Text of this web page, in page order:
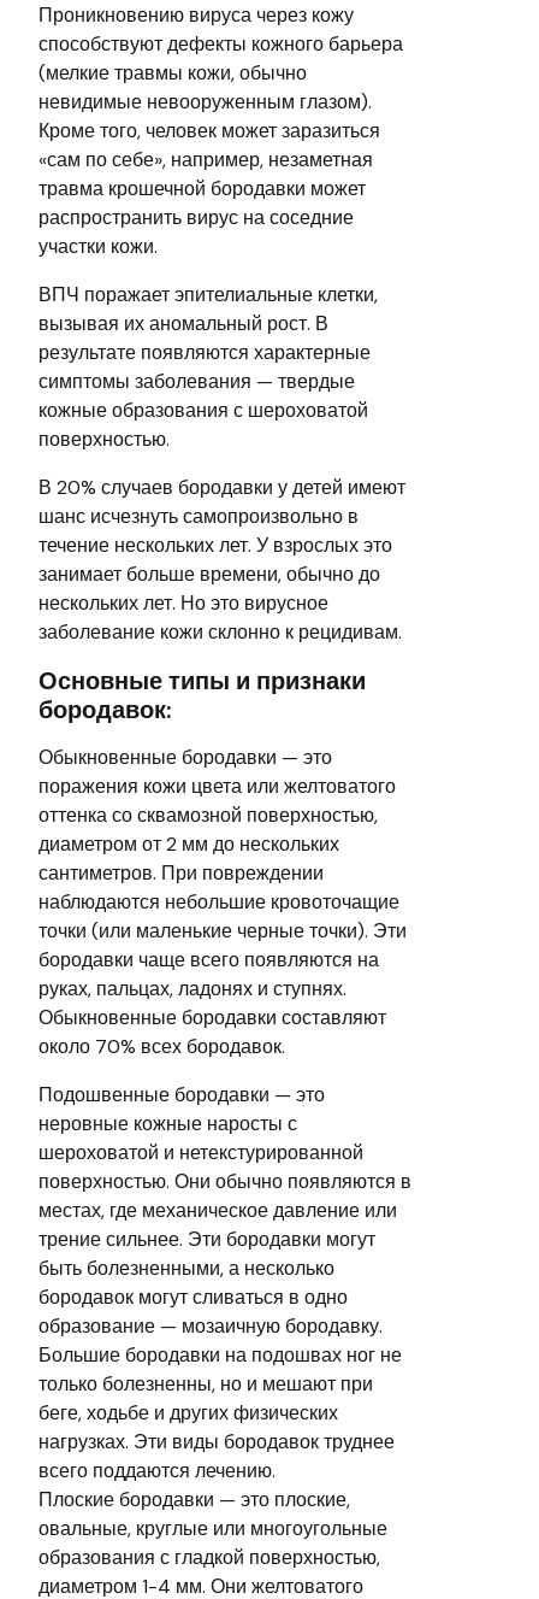
Проникновению вируса через кожу
способствуют дефекты кожного барьера
(мелкие травмы кожи, обычно
невидимые невооруженным глазом).
Кроме того, человек может заразиться
«сам по себе», например, незаметная
травма крошечной бородавки может
распространить вирус на соседние
участки кожи.
ВПЧ поражает эпителиальные клетки,
вызывая их аномальный рост. В
результате появляются характерные
симптомы заболевания — твердые
кожные образования с шероховатой
поверхностью.
В 20% случаев бородавки у детей имеют
шанс исчезнуть самопроизвольно в
течение нескольких лет. У взрослых это
занимает больше времени, обычно до
нескольких лет. Но это вирусное
заболевание кожи склонно к рецидивам.
Основные типы и признаки
бородавок:
Обыкновенные бородавки — это
поражения кожи цвета или желтоватого
оттенка со сквамозной поверхностью,
диаметром от 2 мм до нескольких
сантиметров. При повреждении
наблюдаются небольшие кровоточащие
точки (или маленькие черные точки). Эти
бородавки чаще всего появляются на
руках, пальцах, ладонях и ступнях.
Обыкновенные бородавки составляют
около 70% всех бородавок.
Подошвенные бородавки — это
неровные кожные наросты с
шероховатой и нетекстурированной
поверхностью. Они обычно появляются в
местах, где механическое давление или
трение сильнее. Эти бородавки могут
быть болезненными, а несколько
бородавок могут сливаться в одно
образование — мозаичную бородавку.
Большие бородавки на подошвах ног не
только болезненны, но и мешают при
беге, ходьбе и других физических
нагрузках. Эти виды бородавок труднее
всего поддаются лечению.
Плоские бородавки — это плоские,
овальные, круглые или многоугольные
образования с гладкой поверхностью,
диаметром 1-4 мм. Они желтоватого